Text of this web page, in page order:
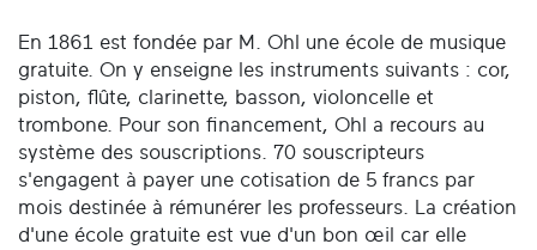
En 1861 est fondée par M. Ohl une école de musique
gratuite. On y enseigne les instruments suivants : cor,
piston, flûte, clarinette, basson, violoncelle et
trombone. Pour son financement, Ohl a recours au
système des souscriptions. 70 souscripteurs
s'engagent à payer une cotisation de 5 francs par
mois destinée à rémunérer les professeurs. La création
d'une école gratuite est vue d'un bon œil car elle